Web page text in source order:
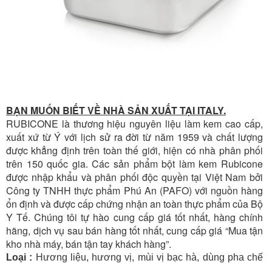
BẠN MUỐN BIẾT VỀ NHÀ SẢN XUẤT TẠI ITALY.
RUBICONE là thương hiệu nguyên liệu làm kem cao cấp,
xuất xứ từ Ý với lịch sử ra đời từ năm 1959 và chất lượng
được khẳng định trên toàn thế giới, hiện có nhà phân phối
trên 150 quốc gia. Các sản phẩm bột làm kem Rubicone
được nhập khẩu và phân phối độc quyền tại Việt Nam bởi
Công ty TNHH thực phẩm Phú An (PAFO) với nguồn hàng
ổn định và được cấp chứng nhận an toàn thực phẩm của Bộ
Y Tế. Chúng tôi tự hào cung cấp giá tốt nhất, hàng chính
hãng, dịch vụ sau bán hàng tốt nhất, cung cấp giá “Mua tận
kho nhà máy, bán tận tay khách hàng”.
Loại : Hương liệu, hương vị, mùi vị bạc hà, dùng pha chế